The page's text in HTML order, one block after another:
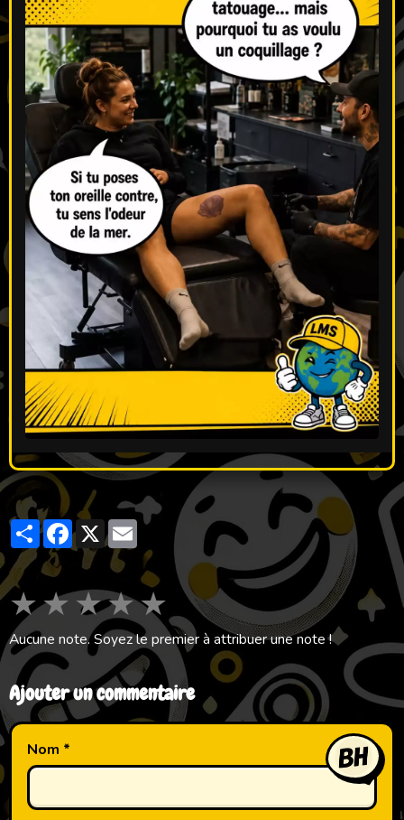
PartagerFacebook
X Email
★★★★★
Aucune note. Soyez le premier à attribuer une note !
Ajouter un commentaire
Nom